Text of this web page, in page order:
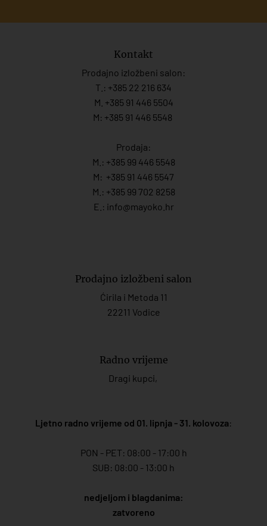
Kontakt
Prodajno izložbeni salon:
T.: +385 22 216 634
M. +385 91 446 5504
M: +385 91 446 5548
Prodaja:
M.: +385 99 446 5548
M: +385 91 446 5547
M.: +385 99 702 8258
E.: info@mayoko. hr
Prodajno izložbeni salon
Ćirila i Metoda 11
22211 Vodice
Radno vrijeme
Dragi kupci,
Ljetno radno vrijeme od 01. lipnja - 31. kolovoza:
PON - PET: 08:00 - 17:00 h
SUB: 08:00 - 13:00 h
nedjeljom i blagdanima:
zatvoreno